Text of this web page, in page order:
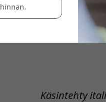
Käsintehty